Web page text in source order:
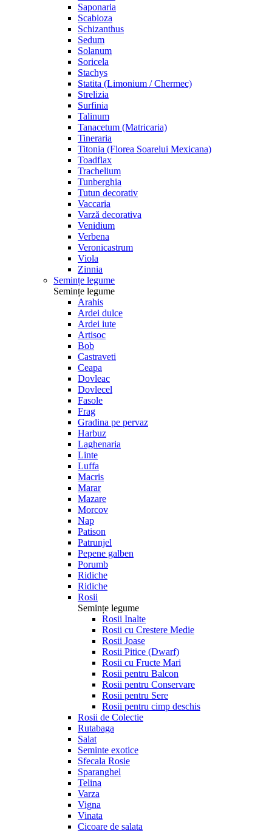
Saponaria
Scabioza
Schizanthus
Sedum
Solanum
Soricela
Stachys
Statita (Limonium / Chermec)
Strelizia
Surfinia
Talinum
Tanacetum (Matricaria)
Tineraria
Titonia (Florea Soarelui Mexicana)
Toadflax
Trachelium
Tunberghia
Tutun decorativ
Vaccaria
Varză decorativa
Venidium
Verbena
Veronicastrum
Viola
Zinnia
Semințe legume
Semințe legume
Arahis
Ardei dulce
Ardei iute
Artisoc
Bob
Castraveti
Ceapa
Dovleac
Dovlecel
Fasole
Frag
Gradina pe pervaz
Harbuz
Laghenaria
Linte
Luffa
Macris
Marar
Mazare
Morcov
Nap
Patison
Patrunjel
Pepene galben
Porumb
Ridiche
Ridiche
Rosii
Semințe legume
Rosii Inalte
Rosii cu Crestere Medie
Rosii Joase
Rosii Pitice (Dwarf)
Rosii cu Fructe Mari
Rosii pentru Balcon
Rosii pentru Conservare
Rosii pentru Sere
Rosii pentru cimp deschis
Rosii de Colectie
Rutabaga
Salat
Seminte exotice
Sfecala Rosie
Sparanghel
Telina
Varza
Vigna
Vinata
Сicoare de salata